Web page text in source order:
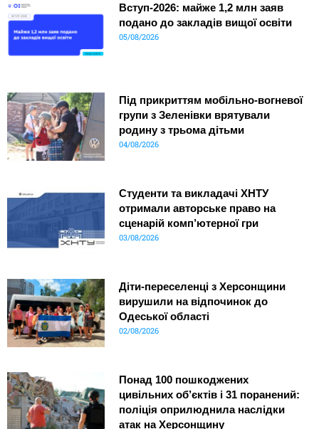
Вступ-2026: майже 1,2 млн заяв
подано до закладів вищої освіти
05/08/2026
Під прикриттям мобільно-вогневої
групи з Зеленівки врятували
родину з трьома дітьми
04/08/2026
Студенти та викладачі ХНТУ
отримали авторське право на
сценарій комп’ютерної гри
03/08/2026
Діти-переселенці з Херсонщини
вирушили на відпочинок до
Одеської області
02/08/2026
Понад 100 пошкоджених
цивільних об’єктів і 31 поранений:
поліція оприлюднила наслідки
атак на Херсонщину